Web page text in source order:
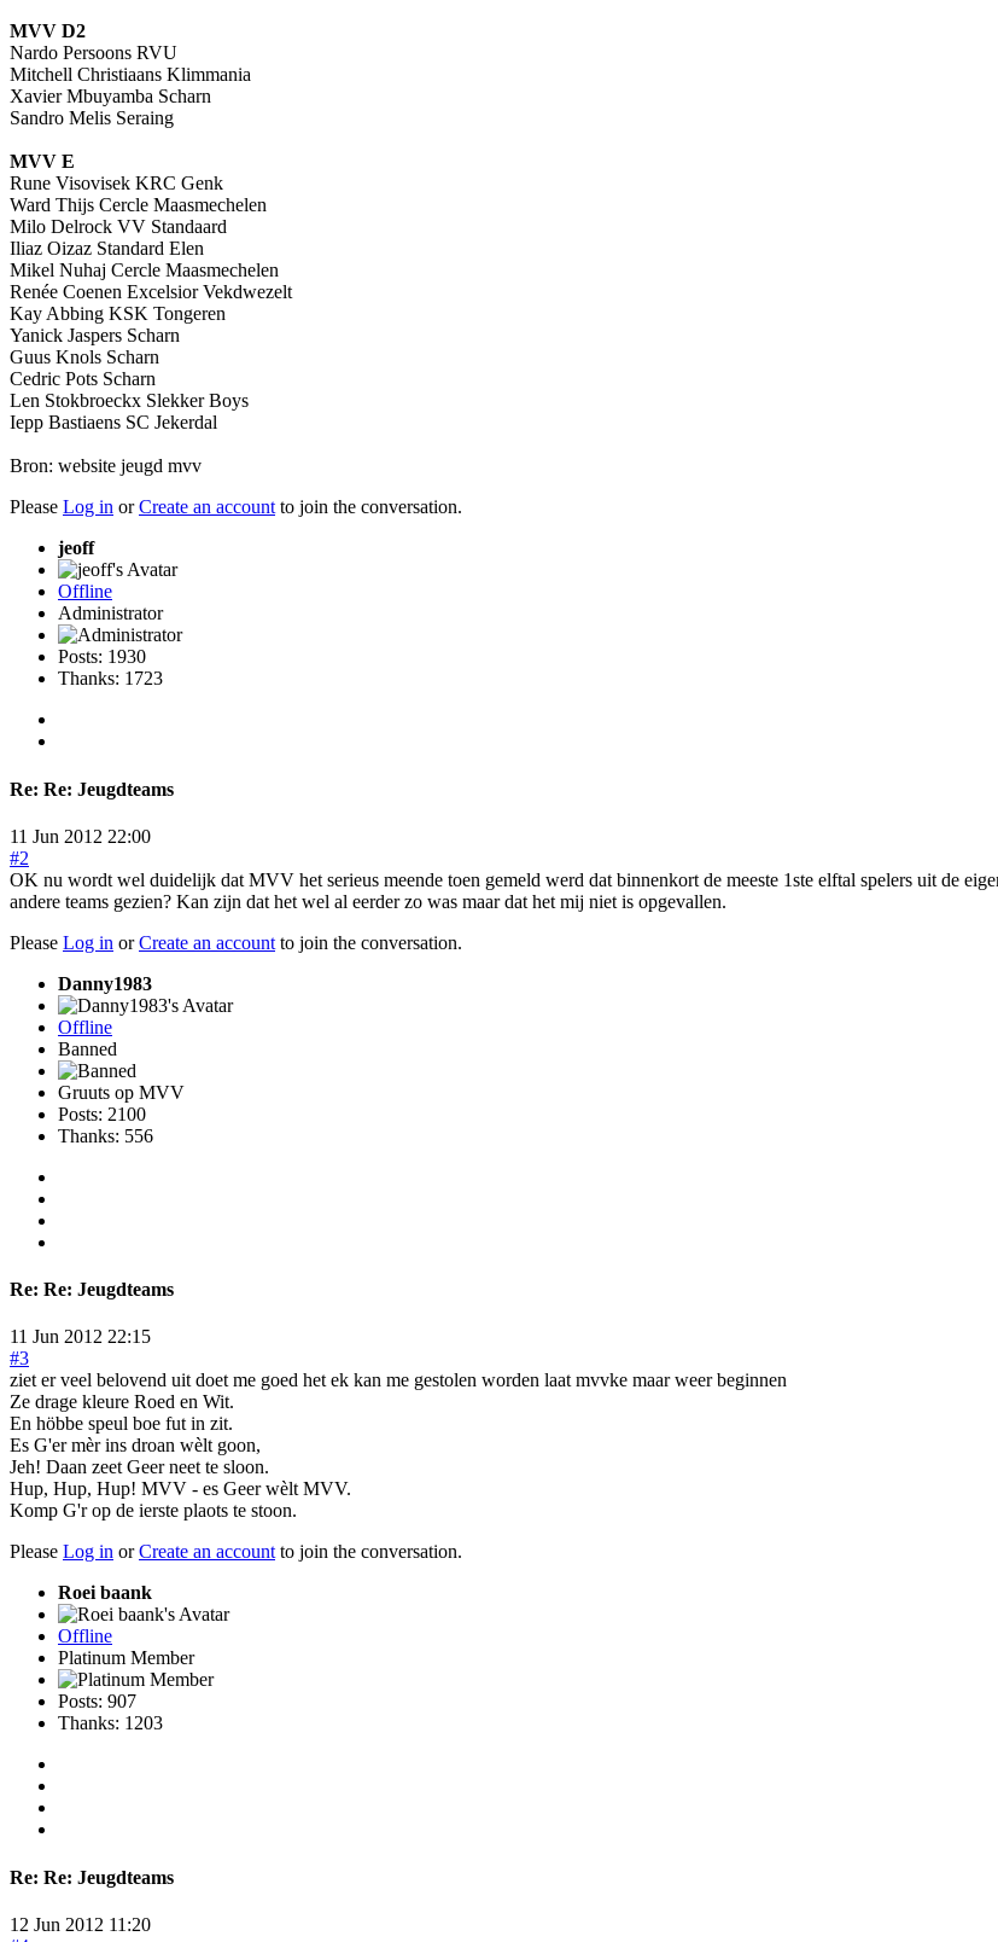
MVV D2
Nardo Persoons RVU
Mitchell Christiaans Klimmania
Xavier Mbuyamba Scharn
Sandro Melis Seraing
MVV E
Rune Visovisek KRC Genk
Ward Thijs Cercle Maasmechelen
Milo Delrock VV Standaard
Iliaz Oizaz Standard Elen
Mikel Nuhaj Cercle Maasmechelen
Renée Coenen Excelsior Vekdwezelt
Kay Abbing KSK Tongeren
Yanick Jaspers Scharn
Guus Knols Scharn
Cedric Pots Scharn
Len Stokbroeckx Slekker Boys
Iepp Bastiaens SC Jekerdal
Bron: website jeugd mvv
Please Log in orCreate an account to join the conversation.
jeoff
Offline
Administrator
Posts: 1930
Thanks: 1723
Re: Re: Jeugdteams
11 Jun 2012 22:00
#2
OK nu wordt wel duidelijk dat MVV het serieus meende toen gemeld werd dat binnenkort de meeste 1ste elftal spelers uit de
andere teams gezien? Kan zijn dat het wel al eerder zo was maar dat het mij niet is opgevallen.
Please Log in orCreate an account to join the conversation.
Danny1983
Offline
Banned
Gruuts op MVV
Posts: 2100
Thanks: 556
Re: Re: Jeugdteams
11 Jun 2012 22:15
#3
ziet er veel belovend uit doet me goed het ek kan me gestolen worden laat mvvke maar weer beginnen
Ze drage kleure Roed en Wit.
En höbbe speul boe fut in zit.
Es G'er mèr ins droan wèlt goon,
Jeh! Daan zeet Geer neet te sloon.
Hup, Hup, Hup! MVV - es Geer wèlt MVV.
Komp G'r op de ierste plaots te stoon.
Please Log in orCreate an accountto join the conversation.
Roei baank
Offline
Platinum Member
Posts: 907
Thanks: 1203
Re: Re: Jeugdteams
12 Jun 2012 11:20